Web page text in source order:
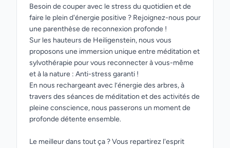
Besoin de couper avec le stress du quotidien et de
faire le plein d'énergie positive ? Rejoignez-nous pour
une parenthèse de reconnexion profonde !
Sur les hauteurs de Heiligenstein, nous vous
proposons une immersion unique entre méditation et
sylvothérapie pour vous reconnecter à vous-même
et à la nature : Anti-stress garanti !
En nous rechargeant avec l’énergie des arbres, à
travers des séances de méditation et des activités de
pleine conscience, nous passerons un moment de
profonde détente ensemble.
Le meilleur dans tout ça ? Vous repartirez l'esprit